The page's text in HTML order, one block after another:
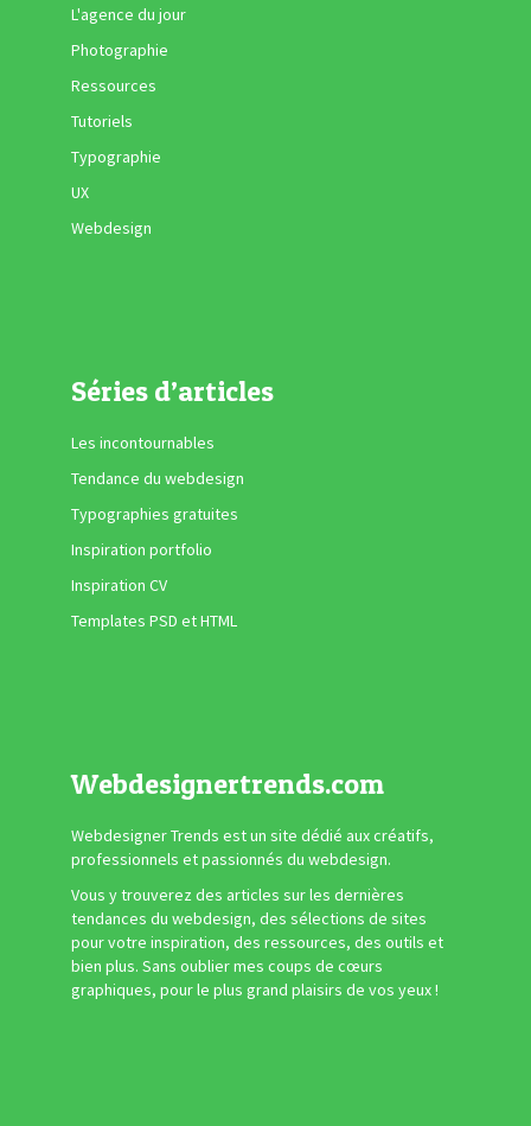
L'agence du jour
Photographie
Ressources
Tutoriels
Typographie
UX
Webdesign
Séries d’articles
Les incontournables
Tendance du webdesign
Typographies gratuites
Inspiration portfolio
Inspiration CV
Templates PSD et HTML
Webdesignertrends.com
Webdesigner Trends est un site dédié aux créatifs,
professionnels et passionnés du webdesign.
Vous y trouverez des articles sur les dernières
tendances du webdesign, des sélections de sites
pour votre inspiration, des ressources, des outils et
bien plus. Sans oublier mes coups de cœurs
graphiques, pour le plus grand plaisirs de vos yeux !